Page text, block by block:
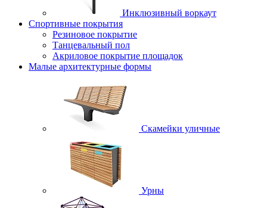
Инклюзивный воркаут
Спортивные покрытия
Резиновое покрытие
Танцевальный пол
Акриловое покрытие площадок
Малые архитектурные формы
Скамейки уличные
Урны